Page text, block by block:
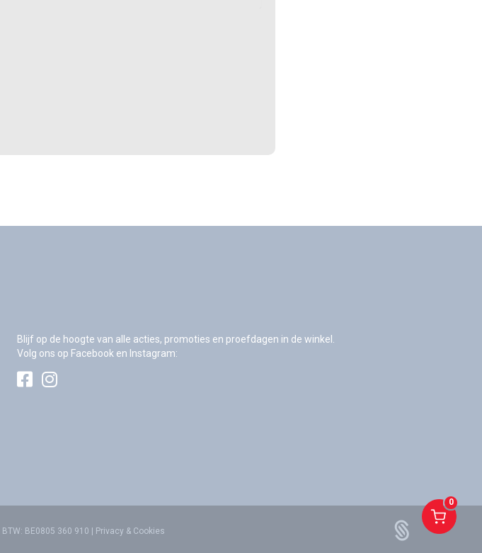
0
Blijf op de hoogte van alle acties, promoties en proefdagen in de winkel.
Volg ons op Facebook en Instagram:
| BTW: BE0805 360 910 | Privacy & Cookies